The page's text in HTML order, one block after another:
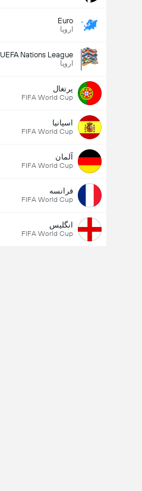
Euro
اروپا
UEFA Nations League
اروپا
پرتغال
FIFA World Cup
اسپانیا
FIFA World Cup
آلمان
FIFA World Cup
فرانسه
FIFA World Cup
انگلیس
FIFA World Cup